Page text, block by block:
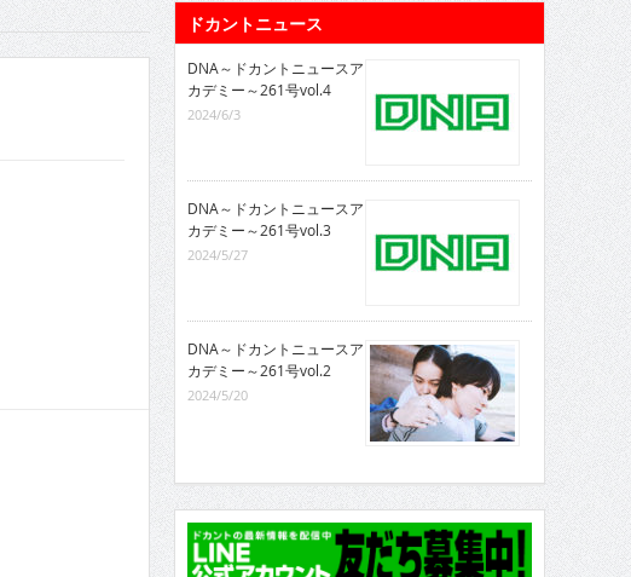
ドカントニュース
DNA～ドカントニュースア
カデミー～261号vol.4
2024/6/3
DNA～ドカントニュースア
カデミー～261号vol.3
2024/5/27
DNA～ドカントニュースア
カデミー～261号vol.2
2024/5/20